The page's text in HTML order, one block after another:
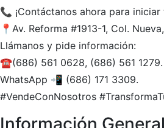
📞 ¡Contáctanos ahora para
📍Av. Reforma #1913-1, Col.
Llámanos y pide información:
☎(686) 561 0628, (686) 561 1279.
WhatsApp 📲 (686) 171 3309.
#VendeConNosotros
Información General